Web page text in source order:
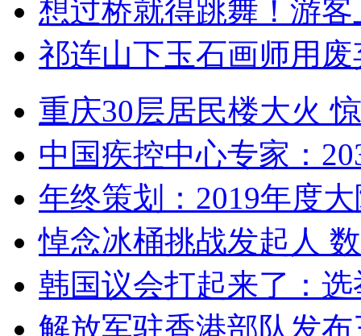
想过桥就得跳舞！游客
祁连山下玉石画师用
重庆30层居民楼大火
中国疾控中心专家：
年终策划：2019年度
悼念冰桶挑战发起人
韩国议会打起来了：
解放军驻香港部队发